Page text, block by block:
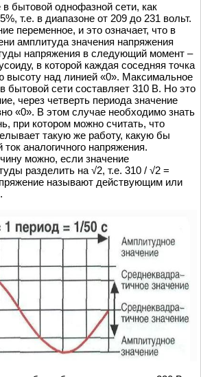
бытовой однофазной сети, как
т.е. в диапазоне от 209 до 231 вольт.
переменное, и это означает, что в
амплитуда значения напряжения
напряжения в следующий момент –
в которой каждая соседняя точка
высоту над линией «0». Максимальное
бытовой сети составляет 310 В. Но это
через четверть периода значение
«0». В этом случае необходимо знать
при котором можно считать, что
такую же работу, какую бы
аналогичного напряжения.
можно, если значение
разделить на √2, т.е. 310 / √2 =
называют действующим или